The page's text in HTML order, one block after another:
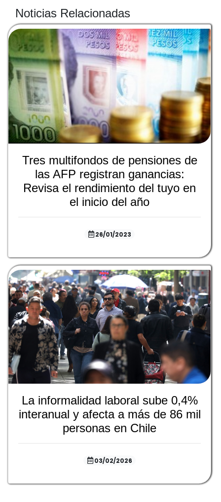
Noticias Relacionadas
Tres multifondos de pensiones de
las AFP registran ganancias:
Revisa el rendimiento del tuyo en
el inicio del año
26/01/2023
La informalidad laboral sube 0,4%
interanual y afecta a más de 86 mil
personas en Chile
03/02/2026